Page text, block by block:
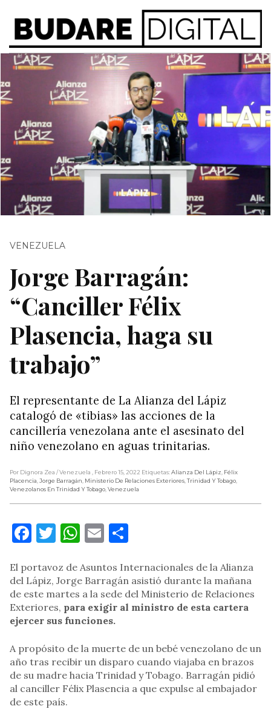
VENEZUELA
Jorge Barragán:
“Canciller Félix
Plasencia, haga su
trabajo”
El representante de La Alianza del Lápiz
catalogó de «tibias» las acciones de la
cancillería venezolana ante el asesinato del
niño venezolano en aguas trinitarias.
Por Dignora Zea / Venezuela , Febrero 15, 2022 Etiquetas:Alianza Del Lápiz, Félix
Placencia,Jorge Barragán, Ministerio De Relaciones Exteriores,Trinidad Y Tobago,
Venezolanos En Trinidad Y Tobago,Venezuela
Facebook
Twitter
WhatsApp
Email
El portavoz de Asuntos Internacionales de la Alianza
del Lápiz, Jorge Barragán asistió durante la mañana
de este martes a la sede del Ministerio de Relaciones
Exteriores, para exigir al ministro de esta cartera
ejercer sus funciones.
A propósito de la muerte de un bebé venezolano de un
año tras recibir un disparo cuando viajaba en brazos
de su madre hacia Trinidad y Tobago. Barragán pidió
al canciller Félix Plasencia a que expulse al embajador
de este país.